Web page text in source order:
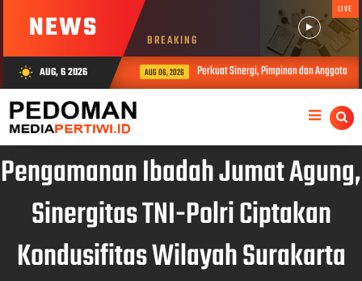
NEWS BREAKING
LIVE
wb_sunny AUG, 6 2026 AUG 06, 2026 Perkuat Sinergi, Pimpinan dan Anggota
Pengamanan Ibadah Jumat Agung,
Sinergitas TNI-Polri Ciptakan
Kondusifitas Wilayah Surakarta